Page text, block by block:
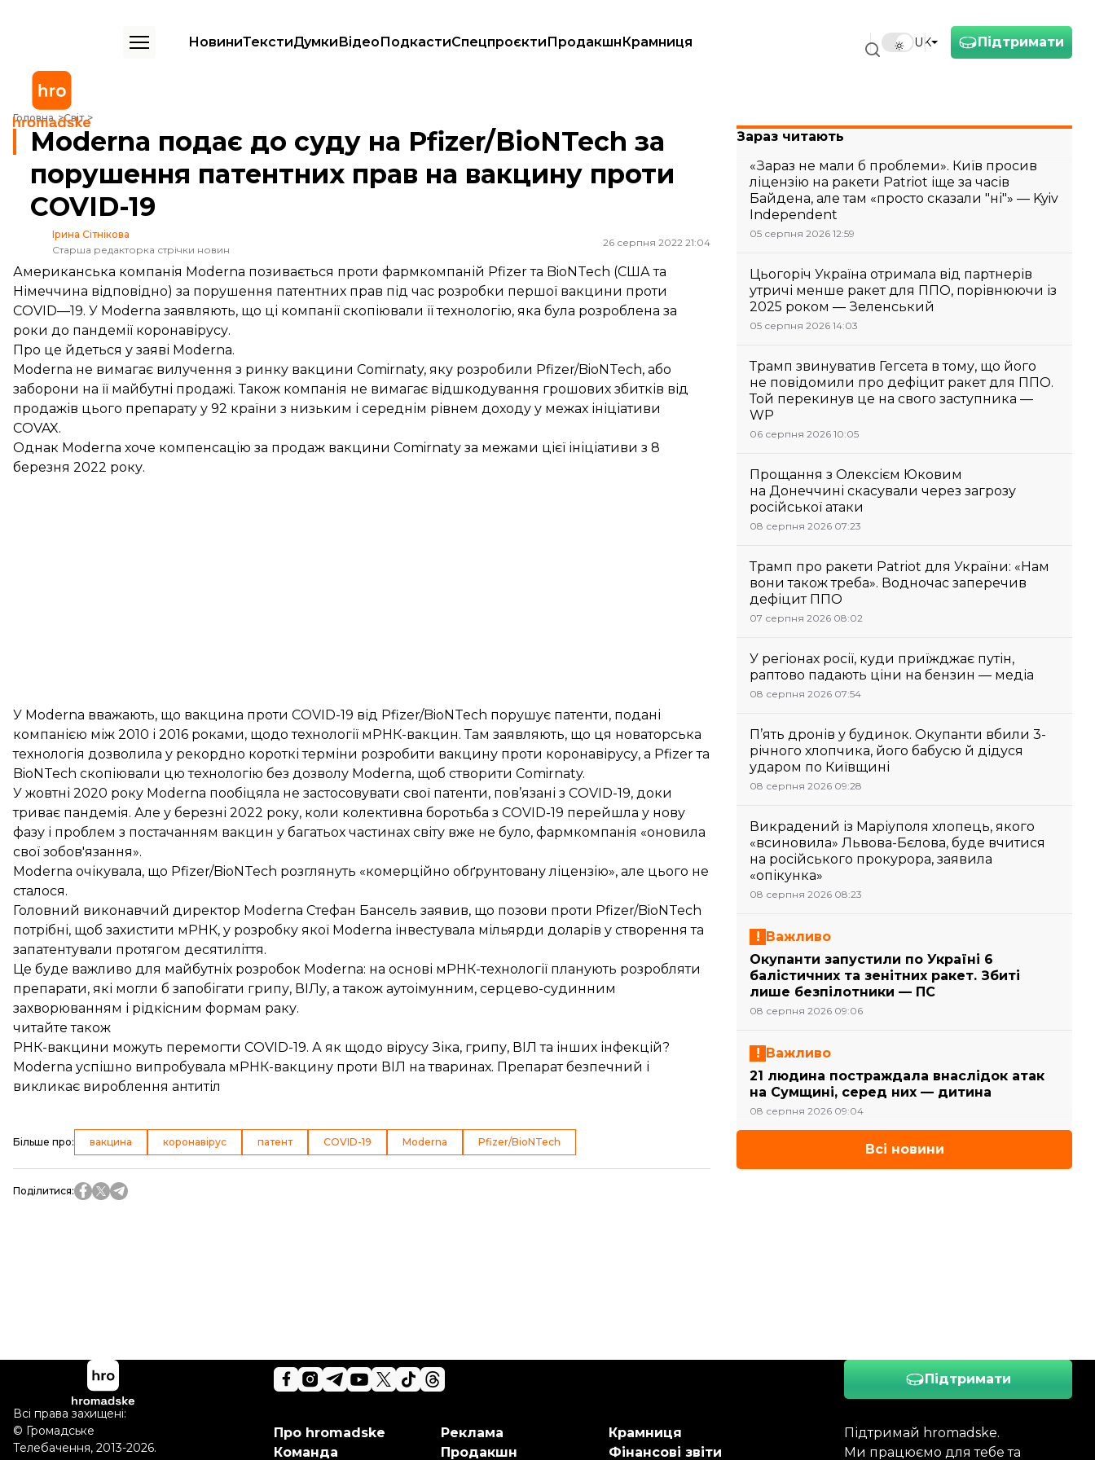
Підтримати
UK
НовиниТекстиДумкиВідеоПодкастиСпецпроєктиПродакшнКрамниця
Головна Світ
Moderna подає до суду на Pfizer/BioNTech за порушення патентних прав на вакцину проти COVID-19
Moderna подає до суду на Pfizer/BioNTech за
порушення патентних прав на вакцину проти
COVID-19
Ірина Сітнікова
Старша редакторка стрічки новин
26 серпня 2022 21:04
Американська компанія Moderna позивається проти фармкомпаній Pfizer та BioNTech (США та
Німеччина відповідно) за порушення патентних прав під час розробки першої вакцини проти
COVID—19. У Moderna заявляють, що ці компанії скопіювали її технологію, яка була розроблена за
роки до пандемії коронавірусу.
Про це йдеться у заяві Moderna.
Moderna не вимагає вилучення з ринку вакцини Comirnaty, яку розробили Pfizer/BioNTech, або
заборони на її майбутні продажі. Також компанія не вимагає відшкодування грошових збитків від
продажів цього препарату у 92 країни з низьким і середнім рівнем доходу у межах ініціативи
COVAX.
Однак Moderna хоче компенсацію за продаж вакцини Comirnaty за межами цієї ініціативи з 8
березня 2022 року.
У Moderna вважають, що вакцина проти COVID-19 від Pfizer/BioNTech порушує патенти, подані
компанією між 2010 і 2016 роками, щодо технології мРНК-вакцин. Там заявляють, що ця новаторська
технологія дозволила у рекордно короткі терміни розробити вакцину проти коронавірусу, а Pfizer та
BioNTech скопіювали цю технологію без дозволу Moderna, щоб створити Comirnaty.
У жовтні 2020 року Moderna пообіцяла не застосовувати свої патенти, пов’язані з COVID-19, доки
триває пандемія. Але у березні 2022 року, коли колективна боротьба з COVID-19 перейшла у нову
фазу і проблем з постачанням вакцин у багатьох частинах світу вже не було, фармкомпанія «оновила
свої зобов'язання».
Moderna очікувала, що Pfizer/BioNTech розглянуть «комерційно обґрунтовану ліцензію», але цього не
сталося.
Головний виконавчий директор Moderna Стефан Бансель заявив, що позови проти Pfizer/BioNTech
потрібні, щоб захистити мРНК, у розробку якої Moderna інвестувала мільярди доларів у створення та
запатентували протягом десятиліття.
Це буде важливо для майбутніх розробок Moderna: на основі мРНК-технології планують розробляти
препарати, які могли б запобігати грипу, ВІЛу, а також аутоімунним, серцево-судинним
захворюванням і рідкісним формам раку.
читайте також
РНК-вакцини можуть перемогти COVID-19. А як щодо вірусу Зіка, грипу, ВІЛ та інших інфекцій?
Moderna успішно випробувала мРНК-вакцину проти ВІЛ на тваринах. Препарат безпечний і
викликає вироблення антитіл
Більше про: вакцина коронавірус патент COVID-19 Moderna Pfizer/BioNTech
Поділитися:
Зараз читають
«Зараз не мали б проблеми». Київ просив
ліцензію на ракети Patriot іще за часів
Байдена, але там «просто сказали "ні"» — Kyiv
Independent
05 серпня 2026 12:59
Цьогоріч Україна отримала від партнерів
утричі менше ракет для ППО, порівнюючи із
2025 роком — Зеленський
05 серпня 2026 14:03
Трамп звинуватив Гегсета в тому, що його
не повідомили про дефіцит ракет для ППО.
Той перекинув це на свого заступника —
WP
06 серпня 2026 10:05
Прощання з Олексієм Юковим
на Донеччині скасували через загрозу
російської атаки
08 серпня 2026 07:23
Трамп про ракети Patriot для України: «Нам
вони також треба». Водночас заперечив
дефіцит ППО
07 серпня 2026 08:02
У регіонах росії, куди приїжджає путін,
раптово падають ціни на бензин — медіа
08 серпня 2026 07:54
П’ять дронів у будинок. Окупанти вбили 3-
річного хлопчика, його бабусю й дідуся
ударом по Київщині
08 серпня 2026 09:28
Викрадений із Маріуполя хлопець, якого
«всиновила» Львова-Бєлова, буде вчитися
на російського прокурора, заявила
«опікунка»
08 серпня 2026 08:23
Важливо
Окупанти запустили по Україні 6
балістичних та зенітних ракет. Збиті
лише безпілотники — ПС
08 серпня 2026 09:06
Важливо
21 людина постраждала внаслідок атак
на Сумщині, серед них — дитина
08 серпня 2026 09:04
Всі новини
Підтримати
Підтримай hromadske.
Ми працюємо для тебе та
Про hromadske
Команда
Реклама
Продакшн
Крамниця
Фінансові звіти
Всі права захищені:
© Громадське
Телебачення, 2013-2026.